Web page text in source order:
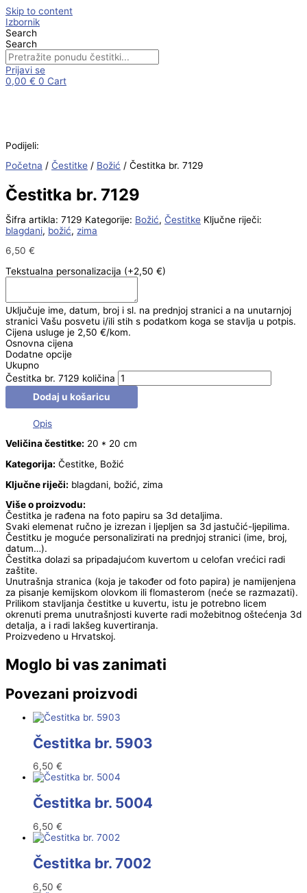
Skip to content
Izbornik
Search
Search
Prijavi se
0,00 € 0 Cart
Podijeli:
Početna / Čestitke / Božić / Čestitka br. 7129
Čestitka br. 7129
Šifra artikla: 7129 Kategorije: Božić, Čestitke Ključne riječi:
blagdani, božić, zima
6,50 €
Tekstualna personalizacija (+2,50 €)
Uključuje ime, datum, broj i sl. na prednjoj stranici a na unutarnjoj
stranici Vašu posvetu i/ili stih s podatkom koga se stavlja u potpis.
Cijena usluge je 2,50 €/kom.
Osnovna cijena
Dodatne opcije
Ukupno
Čestitka br. 7129 količina
Dodaj u košaricu
Opis
Veličina čestitke: 20 * 20 cm
Kategorija: Čestitke, Božić
Ključne riječi: blagdani, božić, zima
Više o proizvodu:
Čestitka je rađena na foto papiru sa 3d detaljima.
Svaki elemenat ručno je izrezan i ljepljen sa 3d jastučić-ljepilima.
Čestitku je moguće personalizirati na prednjoj stranici (ime, broj,
datum…).
Čestitka dolazi sa pripadajućom kuvertom u celofan vrećici radi
zaštite.
Unutrašnja stranica (koja je također od foto papira) je namijenjena
za pisanje kemijskom olovkom ili flomasterom (neće se razmazati).
Prilikom stavljanja čestitke u kuvertu, istu je potrebno licem
okrenuti prema unutrašnjosti kuverte radi možebitnog oštećenja 3d
detalja, a i radi lakšeg kuvertiranja.
Proizvedeno u Hrvatskoj.
Moglo bi vas zanimati
Povezani proizvodi
Čestitka br. 5903
6,50 €
Čestitka br. 5004
6,50 €
Čestitka br. 7002
6,50 €